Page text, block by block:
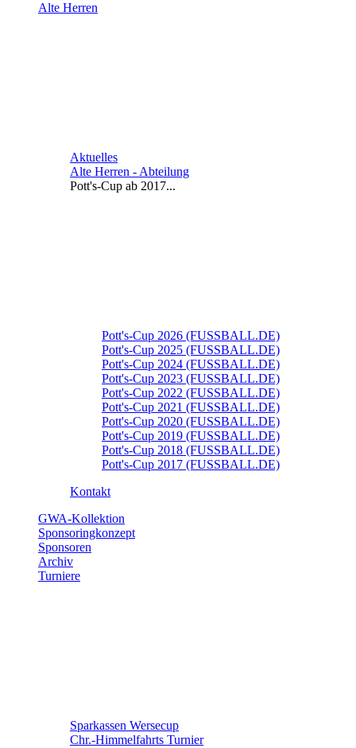
Alte Herren
Aktuelles
Alte Herren - Abteilung
Pott's-Cup ab 2017...
Pott's-Cup 2026 (FUSSBALL.DE)
Pott's-Cup 2025 (FUSSBALL.DE)
Pott's-Cup 2024 (FUSSBALL.DE)
Pott's-Cup 2023 (FUSSBALL.DE)
Pott's-Cup 2022 (FUSSBALL.DE)
Pott's-Cup 2021 (FUSSBALL.DE)
Pott's-Cup 2020 (FUSSBALL.DE)
Pott's-Cup 2019 (FUSSBALL.DE)
Pott's-Cup 2018 (FUSSBALL.DE)
Pott's-Cup 2017 (FUSSBALL.DE)
Kontakt
GWA-Kollektion
Sponsoringkonzept
Sponsoren
Archiv
Turniere
Sparkassen Wersecup
Chr.-Himmelfahrts Turnier